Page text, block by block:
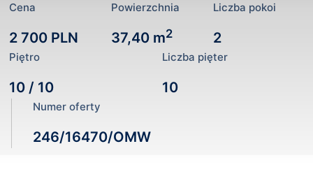
Cena
2 700 PLN
Powierzchnia
37,40 m2
Liczba pokoi
2
Piętro
10 / 10
Liczba pięter
10
Numer oferty
246/16470/OMW